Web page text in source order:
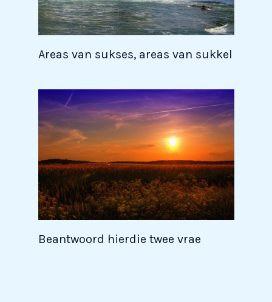
Areas van sukses, areas van sukkel
Beantwoord hierdie twee vrae